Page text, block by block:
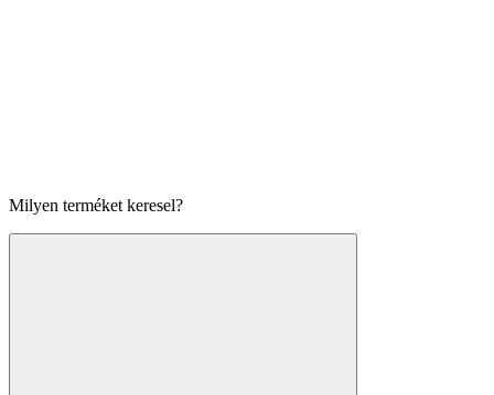
Milyen terméket keresel?